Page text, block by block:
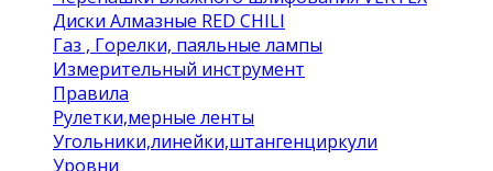
Диски Алмазные RED CHILI
Газ , Горелки, паяльные лампы
Измерительный инструмент
Правила
Рулетки,мерные ленты
Угольники,линейки,штангенциркули
Уровни